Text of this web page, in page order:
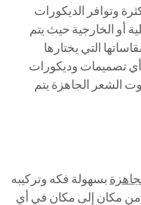
وتوافر الديكورات
أو الخارجية حيث يتم
التي يختارها
أي تصميمات وديكورات
الشعر الجاهزة يتم
بسهولة فكه وتركيبه
من مكان إلى مكان في أي